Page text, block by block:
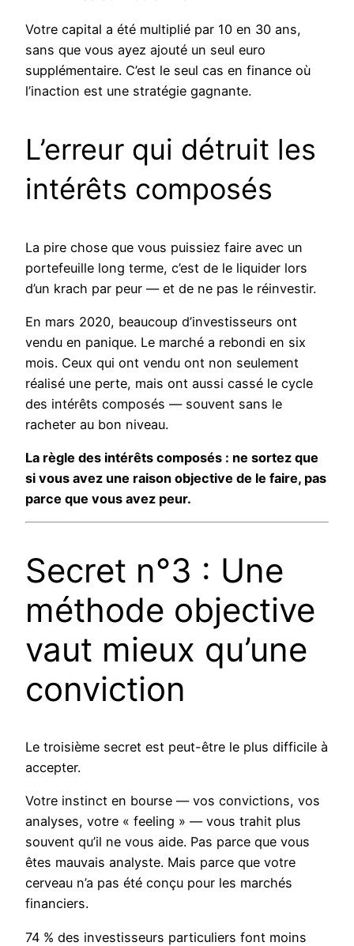
Votre capital a été multiplié par 10 en 30 ans,
sans que vous ayez ajouté un seul euro
supplémentaire. C’est le seul cas en finance où
l’inaction est une stratégie gagnante.
L’erreur qui détruit les
intérêts composés
La pire chose que vous puissiez faire avec un
portefeuille long terme, c’est de le liquider lors
d’un krach par peur — et de ne pas le réinvestir.
En mars 2020, beaucoup d’investisseurs ont
vendu en panique. Le marché a rebondi en six
mois. Ceux qui ont vendu ont non seulement
réalisé une perte, mais ont aussi cassé le cycle
des intérêts composés — souvent sans le
racheter au bon niveau.
La règle des intérêts composés : ne sortez que
si vous avez une raison objective de le faire, pas
parce que vous avez peur.
Secret n°3 : Une
méthode objective
vaut mieux qu’une
conviction
Le troisième secret est peut-être le plus difficile à
accepter.
Votre instinct en bourse — vos convictions, vos
analyses, votre « feeling » — vous trahit plus
souvent qu’il ne vous aide. Pas parce que vous
êtes mauvais analyste. Mais parce que votre
cerveau n’a pas été conçu pour les marchés
financiers.
74 % des investisseurs particuliers font moins